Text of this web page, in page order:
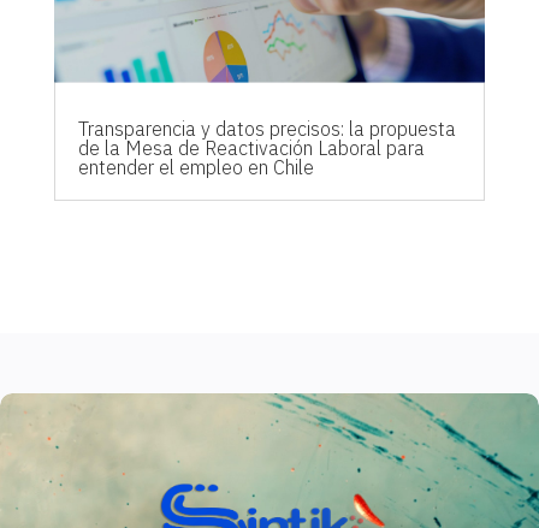
Transparencia y datos precisos: la propuesta
de la Mesa de Reactivación Laboral para
entender el empleo en Chile